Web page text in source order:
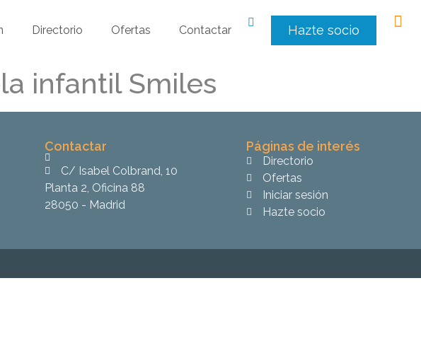
Directorio Ofertas Contactar Hazte socio
infantil Smiles
Contactar
C/ Isabel Colbrand, 10
Planta 2, Oficina 88
28050 - Madrid
Páginas de interés
Directorio
Ofertas
Iniciar sesión
Hazte socio